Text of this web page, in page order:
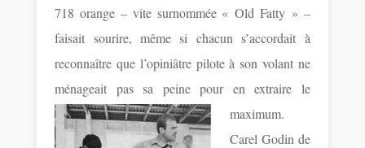
718 orange – vite surnommée « Old Fatty » –
faisait sourire, même si chacun s’accordait à
reconnaître que l’opiniâtre pilote à son volant ne
ménageait pas sa peine pour enextraire le
maximum.
Carel Godin de